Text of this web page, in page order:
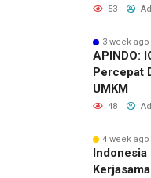
53
3 week ago
APINDO:
Percepat
UMKM
48
4 week ago